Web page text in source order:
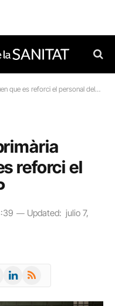
es reforci el personal dels CAP
reforci el
Updated: julio 7,
LinkedIn
RSS